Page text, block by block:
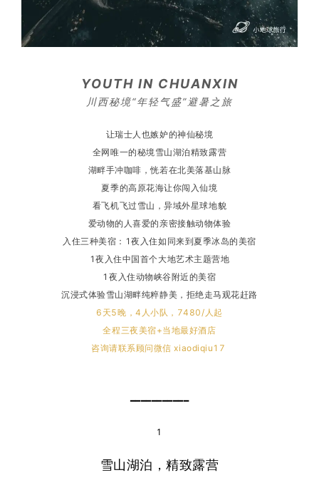
YOUTH IN CHUANXIN
川西秘境“年轻气盛”避暑之旅
让瑞士人也嫉妒的神仙秘境
全网唯一的秘境雪山湖泊精致露营
湖畔手冲咖啡，恍若在北美落基山脉
夏季的高原花海让你闯入仙境
看飞机飞过雪山，异域外星球地貌
爱动物的人喜爱的亲密接触动物体验
入住三种美宿：1夜入住如同来到夏季冰岛的美宿
1夜入住中国首个大地艺术主题营地
1夜入住动物峡谷附近的美宿
沉浸式体验雪山湖畔纯粹静美，拒绝走马观花赶路
6天5晚，4人小队，7480/人起
全程三夜美宿+当地最好酒店
咨询请联系顾问微信 xiaodiqiu17
━━━━━━━━━━━
1
雪山湖泊，精致露营